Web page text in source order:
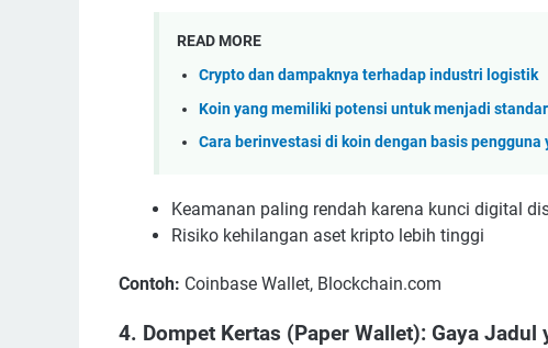
READ MORE
Crypto dan dampaknya terhadap industri logistik
Koin yang memiliki potensi untuk menjadi
Cara berinvestasi di koin dengan basis pengguna
Keamanan paling rendah karena kunci digital
Risiko kehilangan aset kripto lebih tinggi
Contoh: Coinbase Wallet, Blockchain.com
4. Dompet Kertas (Paper Wallet): Gaya Jadul